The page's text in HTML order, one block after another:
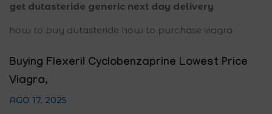
get dutasteride generic next day delivery
how to buy dutasteride how to purchase viagra
Buying Flexeril Cyclobenzaprine Lowest Price
Viagra,
AGO 17, 2025